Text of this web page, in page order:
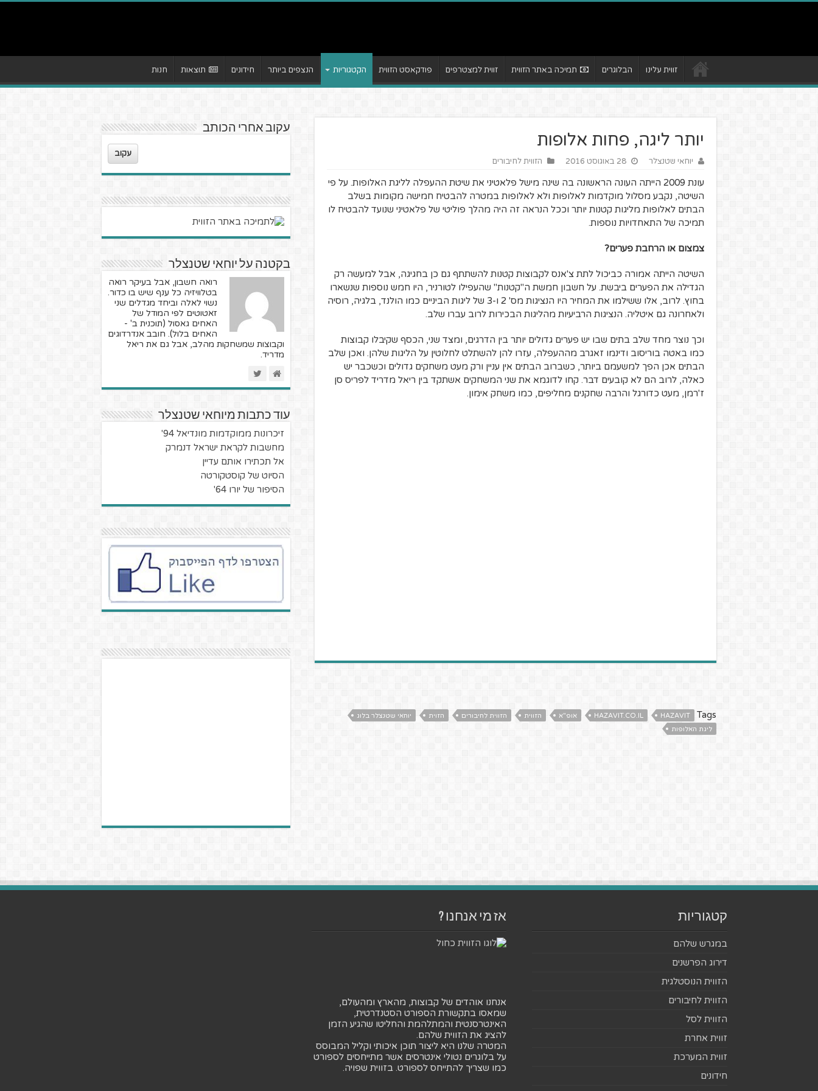
זווית עלינו הבלוגרים תמיכה באתר הזווית זווית למצטרפים פודקאסט הזווית הקטגוריות הנצפים ביותר חידונים תוצאות חנות
יותר ליגה, פחות אלופות
יוחאי שטנצלר 28 באוגוסט 2016 הזווית לחיבורים
עונת 2009 הייתה העונה הראשונה בה שינה מישל פלאטיני את שיטת ההעפלה לליגת האלופות. על פי
השיטה, נקבע מסלול מוקדמות לאלופות ולא לאלופות במטרה להבטיח חמישה מקומות בשלב
הבתים לאלופות מליגות קטנות יותר וככל הנראה זה היה מהלך פוליטי של פלאטיני שנועד להבטיח לו
תמיכה של התאחדויות נוספות.
צמצום או הרחבת פערים?
השיטה הייתה אמורה כביכול לתת צ'אנס לקבוצות קטנות להשתתף גם כן בחגיגה, אבל למעשה רק
הגדילה את הפערים ביבשת. על חשבון חמשת ה"קטנות" שהעפילו לטורניר, היו חמש נוספות שנשארו
בחוץ. לרוב, אלו ששילמו את המחיר היו הנציגות מס' 2 ו-3 של ליגות הביניים כמו הולנד, בלגיה, רוסיה
ולאחרונה גם איטליה. הנציגות הרביעיות מהליגות הבכירות לרוב עברו שלב.
וכך נוצר מחד שלב בתים שבו יש פערים גדולים יותר בין הדרגים, ומצד שני, הכסף שקיבלו קבוצות
כמו באטה בוריסוב ודינמו זאגרב מההעפלה, עזרו להן להשתלט לחלוטין על הליגות שלהן. ואכן שלב
הבתים אכן הפך למשעמם ביותר, כשברוב הבתים אין עניין ורק מעט משחקים גדולים וכשכבר יש
כאלה, לרוב הם לא קובעים דבר. קחו לדוגמא את שני המשחקים אשתקד בין ריאל מדריד לפריס סן
ז'רמן, מעט כדורגל והרבה שחקנים מחליפים, כמו משחק אימון.
Tags
HAZAVIT
HAZAVIT.CO.IL אופ"א הזווית הזווית לחיבורים הזוית
יוחאי שטנצלר בלוג
ליגת האלופות
עקוב אחרי הכותב
עקוב
בקטנה על יוחאי שטנצלר
רואה חשבון, אבל בעיקר רואה
בטלוויזיה כל ענף שיש בו כדור.
נשוי לאלה וביחד מגדלים שני
זאטוטים לפי המודל של
האחים גאסול (תוכנית ב' -
האחים בלול). חובב אנדרדוגים
וקבוצות שמשחקות מהלב, אבל גם את ריאל
מדריד.
עוד כתבות מיוחאי שטנצלר
זיכרונות ממוקדמות מונדיאל 94'
מחשבות לקראת ישראל דנמרק
אל תכתירו אותם עדיין
הסיוט של קוסטקורטה
הסיפור של יורו 64'
קטגוריות
במגרש שלהם
דירוג הפרשנים
הזווית הנוסטלגית
הזווית לחיבורים
הזווית לסל
זווית אחרת
זווית המערכת
חידונים
אז מי אנחנו ?
אנחנו אוהדים של קבוצות, מהארץ ומהעולם,
שמאסו בתקשורת הספורט הסטנדרטית,
האינטרסנטית והמתלהמת והחליטו שהגיע הזמן
להציג את הזווית שלהם.
המטרה שלנו היא ליצור תוכן איכותי וקליל המבוסס
על בלוגרים נטולי אינטרסים אשר מתייחסים לספורט
כמו שצריך להתייחס לספורט. בזווית שפויה.